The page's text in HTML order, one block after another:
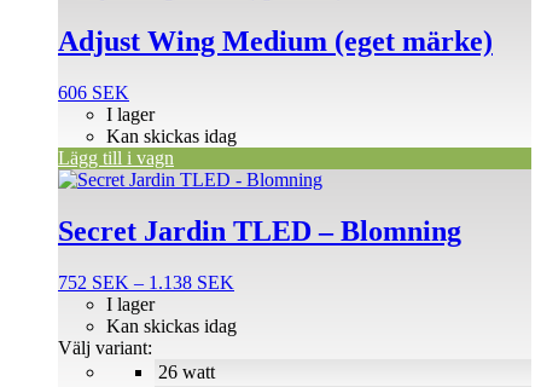
Adjust Wing Medium (eget märke)
606 SEK
I lager
Kan skickas idag
Lägg till i vagn
Secret Jardin TLED – Blomning
752 SEK – 1.138 SEK
till
26 watt
I lager
Kan skickas idag
Välj variant:
Den
produkten
har
varianter.
olika
alternativen